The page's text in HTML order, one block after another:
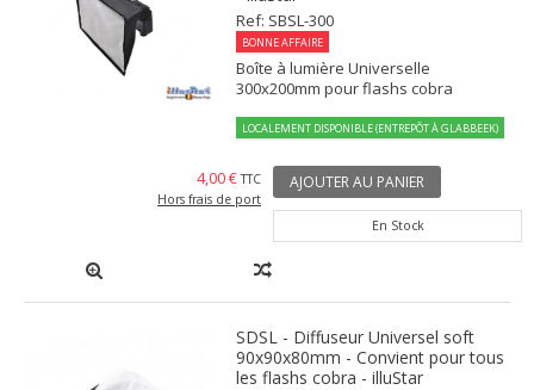
Ref: SBSL-300
BONNE AFFAIRE
Boîte à lumière Universelle
300x200mm pour flashs cobra
LOCALEMENT DISPONIBLE (ENTREPÔT À GLABBEEK)
4,00 € TTC
Hors frais de port
AJOUTER AU PANIER
En Stock
SDSL - Diffuseur Universel soft
90x90x80mm - Convient pour tous
les flashs cobra - illuStar